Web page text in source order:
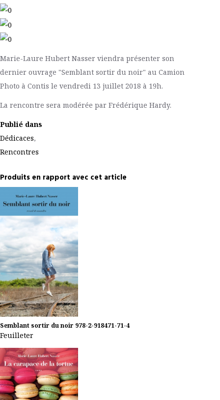
Marie-Laure Hubert Nasser viendra présenter son
dernier ouvrage "Semblant sortir du noir" au Camion
Photo à Contis le vendredi 13 juillet 2018 à 19h.
La rencontre sera modérée par Frédérique Hardy.
Publié dans
Dédicaces,
Rencontres
Produits en rapport avec cet article
Semblant sortir du noir 978-2-918471-71-4
Feuilleter